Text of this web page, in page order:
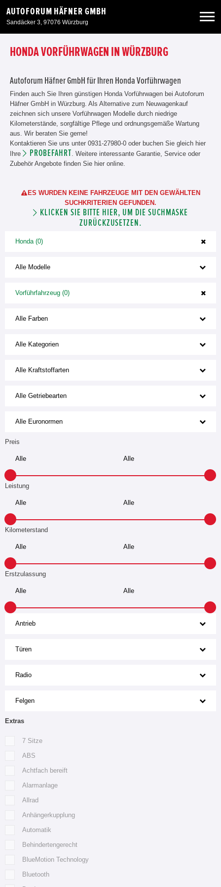
AUTOFORUM HÄFNER GMBH
Sandäcker 3, 97076 Würzburg
Neuwagen
Gebrauchtwagen
Angebote
Service & Zubehör
Unser Autohaus
HONDA VORFÜHRWAGEN IN WÜRZBURG
Autoforum Häfner GmbH für Ihren Honda Vorführwagen
Finden auch Sie Ihren günstigen Honda Vorführwagen bei Autoforum
Häfner GmbH in Würzburg. Als Alternative zum Neuwagenkauf
zeichnen sich unsere Vorführwagen Modelle durch niedrige
Kilometerstände, sorgfältige Pflege und ordnungsgemäße Wartung
aus. Wir beraten Sie gerne!
Kontaktieren Sie uns unter 0931-27980-0 oder buchen Sie gleich hier
Ihre
PROBEFAHRT . Weitere interessante Garantie, Service oder
Zubehör Angebote finden Sie hier online.
ES WURDEN KEINE FAHRZEUGE MIT DEN GEWÄHLTEN
SUCHKRITERIEN GEFUNDEN.
KLICKEN SIE BITTE HIER, UM DIE SUCHMASKE
ZURÜCKZUSETZEN.
Honda (0)
Alle Modelle
Vorführfahrzeug (0)
Alle Farben
Alle Kategorien
Alle Kraftstoffarten
Alle Getriebearten
Alle Euronormen
Preis
Leistung
Kilometerstand
Erstzulassung
Antrieb
Türen
Radio
Felgen
Extras
7 Sitze
ABS
Achtfach bereift
Alarmanlage
Allrad
Anhängerkupplung
Automatik
Behindertengerecht
BlueMotion Technology
Bluetooth